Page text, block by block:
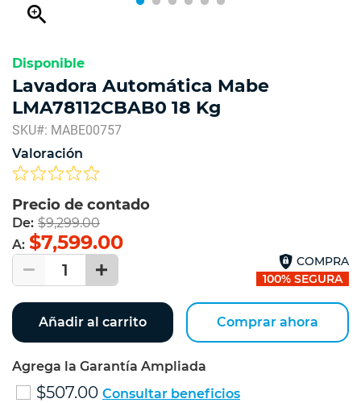
zoom_in
Disponible
Lavadora Automática Mabe
LMA78112CBAB0 18 Kg
SKU#: MABE00757
Valoración
Precio de contado
De: $9,299.00
A: $7,599.00
1
COMPRA
100% SEGURA
Añadir al carrito Comprar ahora
Agrega la Garantía Ampliada
$507.00 Consultar beneficios